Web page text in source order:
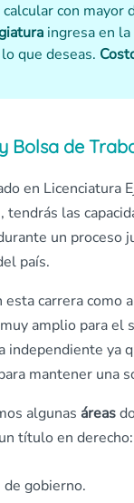
con mayor
ingresa en
que deseas.
Bolsa de
en Licenciatura
tendrás las
un proceso
país.
carrera como
amplio para el
independiente ya
mantener una
algunas áreas
título en derecho:
gobierno.